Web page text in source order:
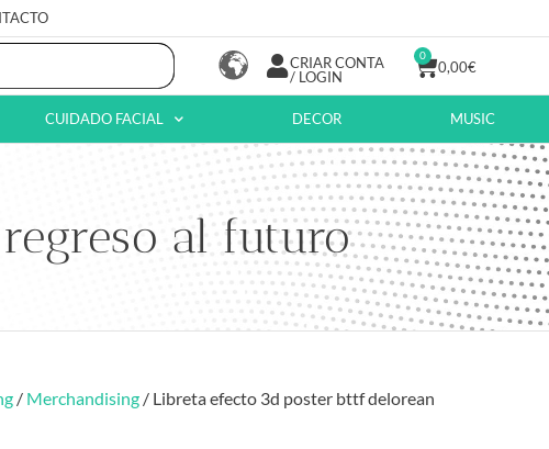
CRIAR CONTA
/ LOGIN
0,00€
0
CUIDADO FACIAL DECOR MUSIC
al futuro
/ Merchandising / Libreta efecto 3d poster bttf delorean